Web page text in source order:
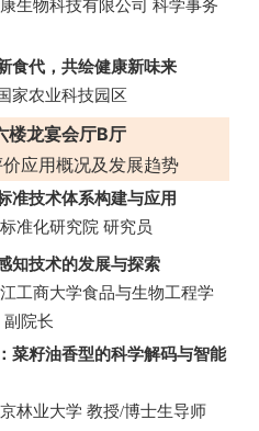
生物科技有限公司 科学事务
食代，共绘健康新味来
家农业科技园区
楼龙宴会厅B厅
应用概况及发展趋势
准技术体系构建与应用
准化研究院 研究员
知技术的发展与探索
工商大学食品与生物工程学
副院长
菜籽油香型的科学解码与智能
林业大学 教授/博士生导师